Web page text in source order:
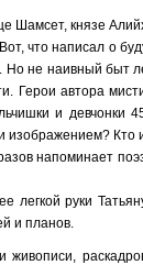
Шамсет, князе
что написал о
не наивный быт
Герои автора
и девчонки
изображением?
напоминает
руки
и планов.
живописи,